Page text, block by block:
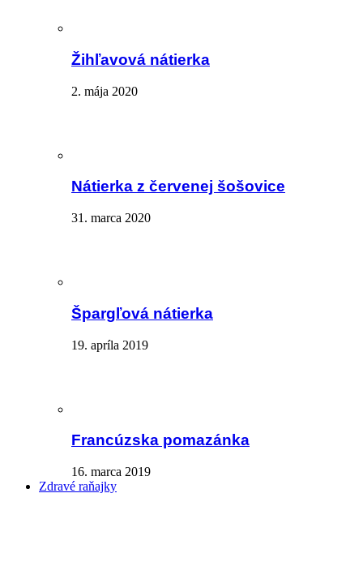
Žihľavová nátierka
2. mája 2020
Nátierka z červenej šošovice
31. marca 2020
Špargľová nátierka
19. apríla 2019
Francúzska pomazánka
16. marca 2019
Zdravé raňajky